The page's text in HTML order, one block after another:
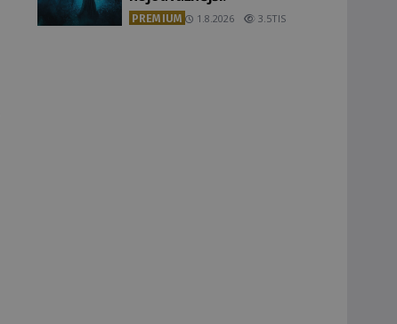
PREMIUM 1.8.2026 3.5TIS